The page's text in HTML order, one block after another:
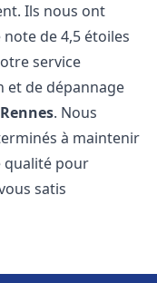
Ils nous ont
de 4,5 étoiles
service
et de dépannage
Rennes. Nous
à maintenir
qualité pour
satis